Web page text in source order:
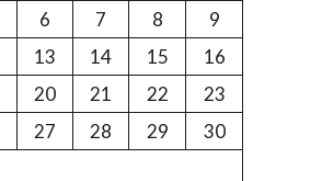
6 7 8
9
13 14 15
16
20 21 22
23
27 28 29
30